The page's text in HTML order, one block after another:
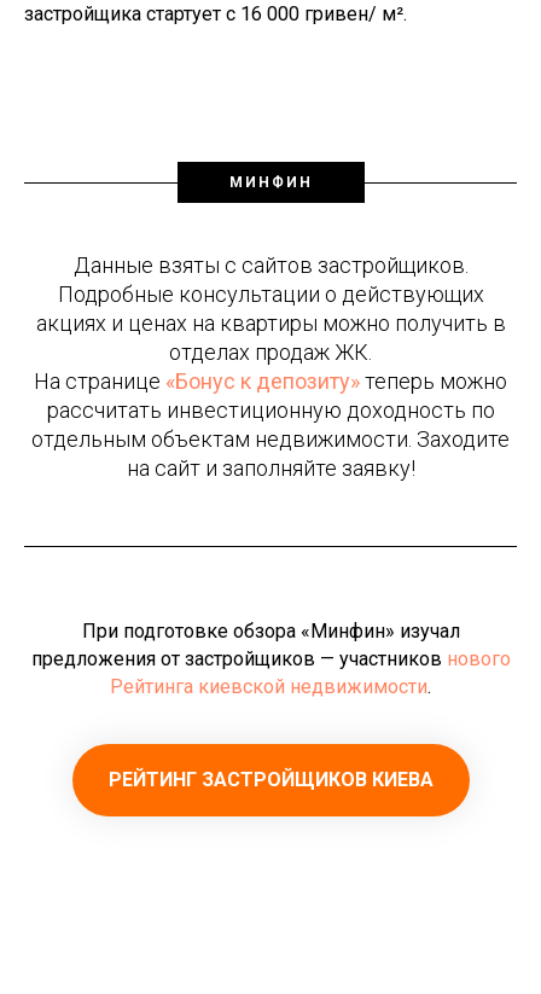
застройщика стартует с 16 000 гривен/ м².
МИНФИН
Данные взяты с сайтов застройщиков.
Подробные консультации о действующих
акциях и ценах на квартиры можно получить в
отделах продаж ЖК.
На странице «Бонус к депозиту»теперь можно
рассчитать инвестиционную доходность по
отдельным объектам недвижимости. Заходите
на сайт и заполняйте заявку!
При подготовке обзора «Минфин» изучал
предложения от застройщиков — участников нового
Рейтинга киевской недвижимости.
РЕЙТИНГ ЗАСТРОЙЩИКОВ КИЕВА